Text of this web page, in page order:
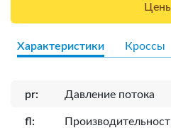
Характеристики Кроссы
pr: Давление потока
fl: